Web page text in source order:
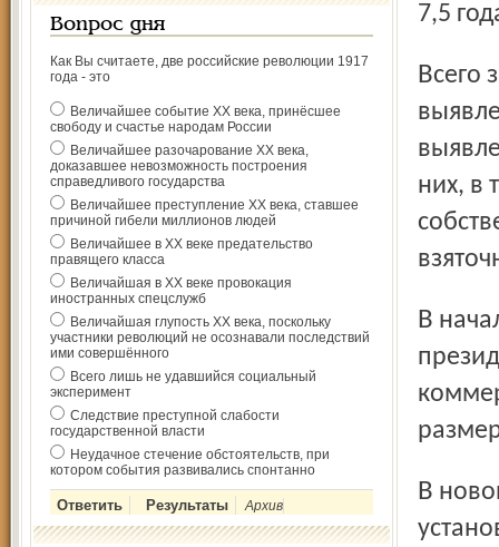
Вопрос дня
Как Вы считаете, две российские революции 1917
года - это
Величайшее событие ХХ века, принёсшее
свободу и счастье народам России
Величайшее разочарование ХХ века,
доказавшее невозможность построения
справедливого государства
Величайшее преступление ХХ века, ставшее
причиной гибели миллионов людей
Величайшее в ХХ веке предательство
правящего класса
Величайшая в ХХ веке провокация
иностранных спецслужб
Величайшая глупость ХХ века, поскольку
участники революций не осознавали последствий
ими совершённого
Всего лишь не удавшийся социальный
эксперимент
Следствие преступной слабости
государственной власти
Неудачное стечение обстоятельств, при
котором события развивались спонтанно
Архив
7,5
Всего за 2010 год в стране подобных преступлений было
них, в
В начале марта Госдума приняла в первом чтении
В новой редакции Уголовного кодекса предлагается